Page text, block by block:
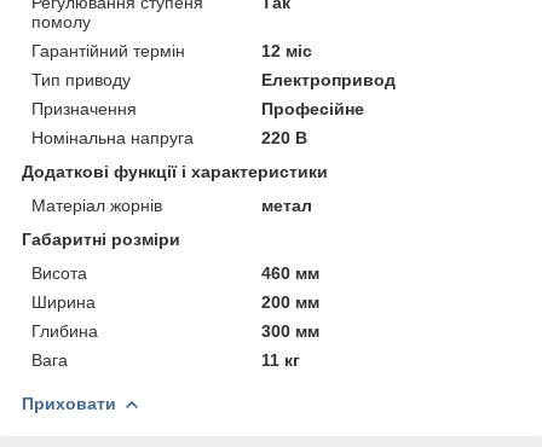
помолу
Гарантійний термін
12 міс
Тип приводу
Електропривод
Призначення
Професійне
Номінальна напруга
220 В
Додаткові функції і характеристики
Матеріал жорнів
метал
Габаритні розміри
Висота
460 мм
Ширина
200 мм
Глибина
300 мм
Вага
11 кг
Приховати